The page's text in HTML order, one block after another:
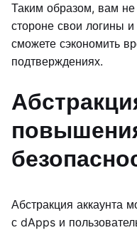
Таким образом, вам не
стороне свои логины
сможете сэкономить
подтверждениях.
Абстракция аккаунта
с dApps и